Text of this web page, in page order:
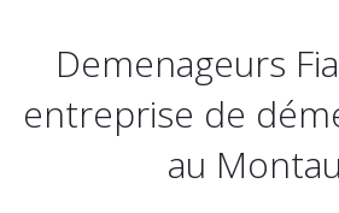
Demenageurs
entreprise de
au